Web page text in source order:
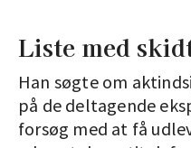
Liste med
Han søgte om
på de deltagende
forsøg med at få